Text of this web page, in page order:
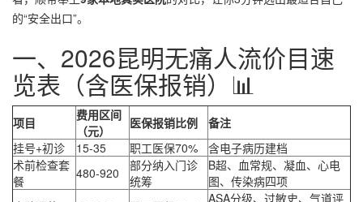
的“安全出口”。
一、2026昆明无痛人流价目速
览表（含医保报销）📊
项目
费用区间
（元）
医保报销比例
备注
挂号+初诊
15-35 职工医保70%
含电子病历建档
术前检查套
餐
480-920
部分纳入门诊
统筹
B超、血常规、凝血、心电
图、传染病四项
ASA分级、过敏史、气道评